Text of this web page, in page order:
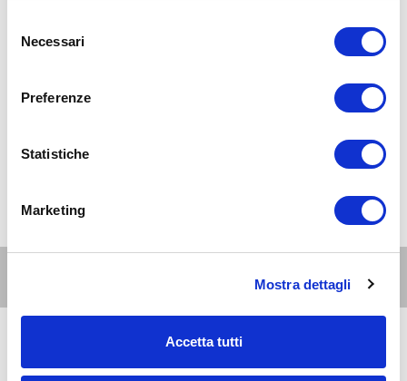
delNecessari
Preferenze
Statistiche
Marketing
Mostra dettagli
Accetta tutti
Altri eventi per questa età
AUG 2026 21:00-23:00 anni